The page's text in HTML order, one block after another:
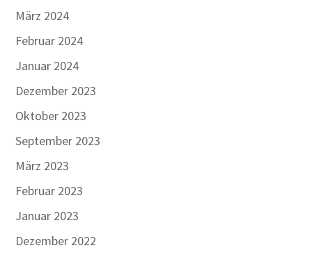
März 2024
Februar 2024
Januar 2024
Dezember 2023
Oktober 2023
September 2023
März 2023
Februar 2023
Januar 2023
Dezember 2022